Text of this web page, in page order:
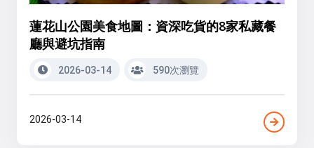
蓮花山公園美食地圖：資深吃貨的8家私藏餐
廳與避坑指南
2026-03-14 590次瀏覽
2026-03-14